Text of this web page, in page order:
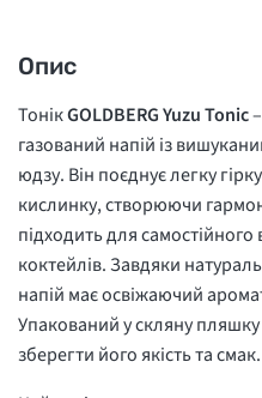
Опис
ТонікGOLDBERG Yuzu Tonic
газований напій із
юдзу. Він поєднує легку
кислинку, створюючи
підходить для
коктейлів. Завдяки
напій має освіжаючий
Упакований у скляну
зберегти його якість та смак.